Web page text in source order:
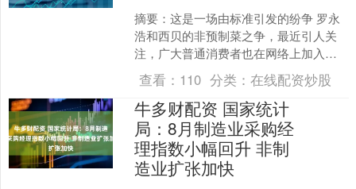
摘要：这是一场由标准引发的纷争 罗永
浩和西贝的非预制菜之争，最近引人关
注，广大普通消费者也在网络上加入这
场讨论，显示出在我们这个民以食为天
的国度，老百姓对“预制....
查看： 110 分类： 在线配资炒股
牛多财配资 国家统计
局：8月制造业采购经
理指数小幅回升 非制
造业扩张加快